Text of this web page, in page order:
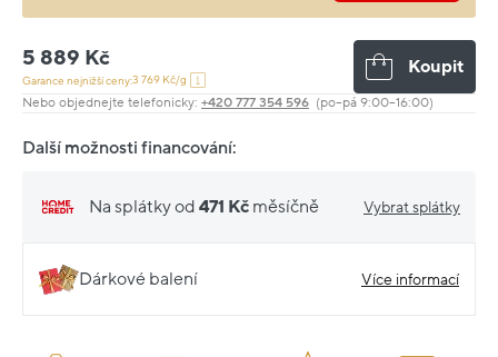
5 889 Kč
Garance nejnižší ceny:3 769 Kč/g
Koupit
Nebo objednejte telefonicky: +420 777 354 596 (po–pá 9:00–16:00)
Další možnosti financování:
Na splátky od 471 Kč měsíčně Vybrat splátky
Dárkové balení Více informací